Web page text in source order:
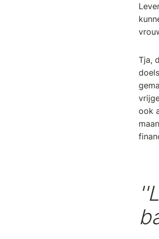
Tja,
ook